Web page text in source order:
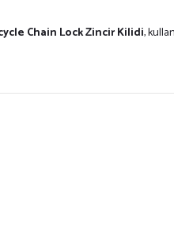
Chain Lock Zincir Kilidi,